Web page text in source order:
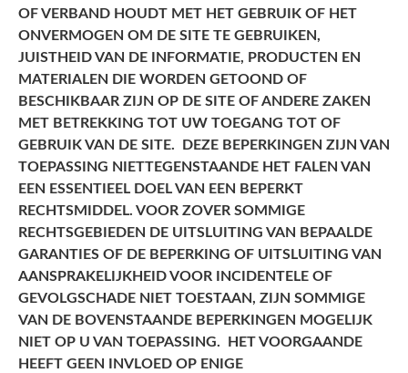
OF VERBAND HOUDT MET HET GEBRUIK OF HET
ONVERMOGEN OM DE SITE TE GEBRUIKEN,
JUISTHEID VAN DE INFORMATIE, PRODUCTEN EN
MATERIALEN DIE WORDEN GETOOND OF
BESCHIKBAAR ZIJN OP DE SITE OF ANDERE ZAKEN
MET BETREKKING TOT UW TOEGANG TOT OF
GEBRUIK VAN DE SITE. DEZE BEPERKINGEN ZIJN VAN
TOEPASSING NIETTEGENSTAANDE HET FALEN VAN
EEN ESSENTIEEL DOEL VAN EEN BEPERKT
RECHTSMIDDEL. VOOR ZOVER SOMMIGE
RECHTSGEBIEDEN DE UITSLUITING VAN BEPAALDE
GARANTIES OF DE BEPERKING OF UITSLUITING VAN
AANSPRAKELIJKHEID VOOR INCIDENTELE OF
GEVOLGSCHADE NIET TOESTAAN, ZIJN SOMMIGE
VAN DE BOVENSTAANDE BEPERKINGEN MOGELIJK
NIET OP U VAN TOEPASSING. HET VOORGAANDE
HEEFT GEEN INVLOED OP ENIGE